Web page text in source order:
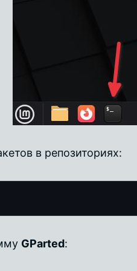
в репозиториях:
GParted: